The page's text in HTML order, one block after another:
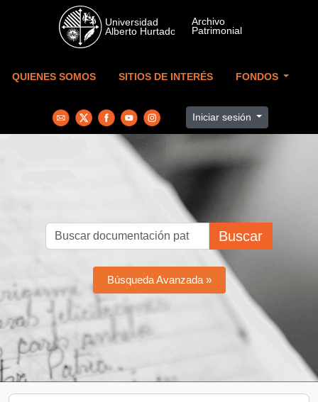
Skip to main content
QUIENES SOMOS SITIOS DE INTERÉS FONDOS
Iniciar sesión
Buscar
Búsqueda Avanzada »